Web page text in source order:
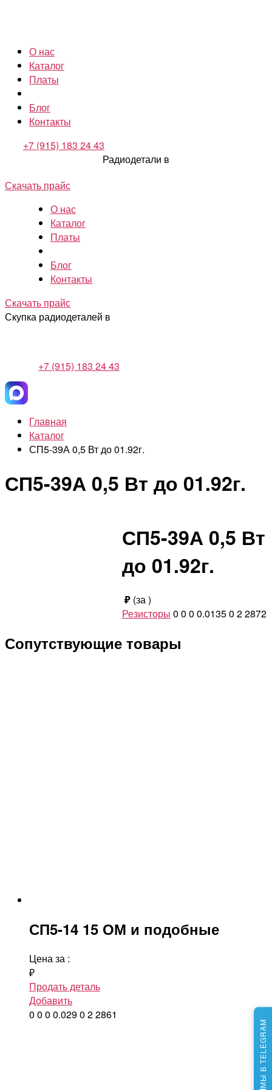
О нас
Каталог
Платы
Блог
Контакты
+7 (915) 183 24 43
Радиодетали в
Скачать прайс
О нас
Каталог
Платы
Блог
Контакты
Скачать прайс
Скупка радиодеталей в
+7 (915) 183 24 43
Главная
Каталог
СП5-39А 0,5 Вт до 01.92г.
СП5-39А 0,5 Вт до 01.92г.
СП5-39А 0,5 Вт
до 01.92г.
₽ (за)
Резисторы 0 0 0 0.01350 22872
Сопутствующие товары
СП5-14 15 ОМ и подобные
Цена за :
₽
Продать деталь
Добавить
0 0 0 0.0290 22861
МЫ В TELEGRAM